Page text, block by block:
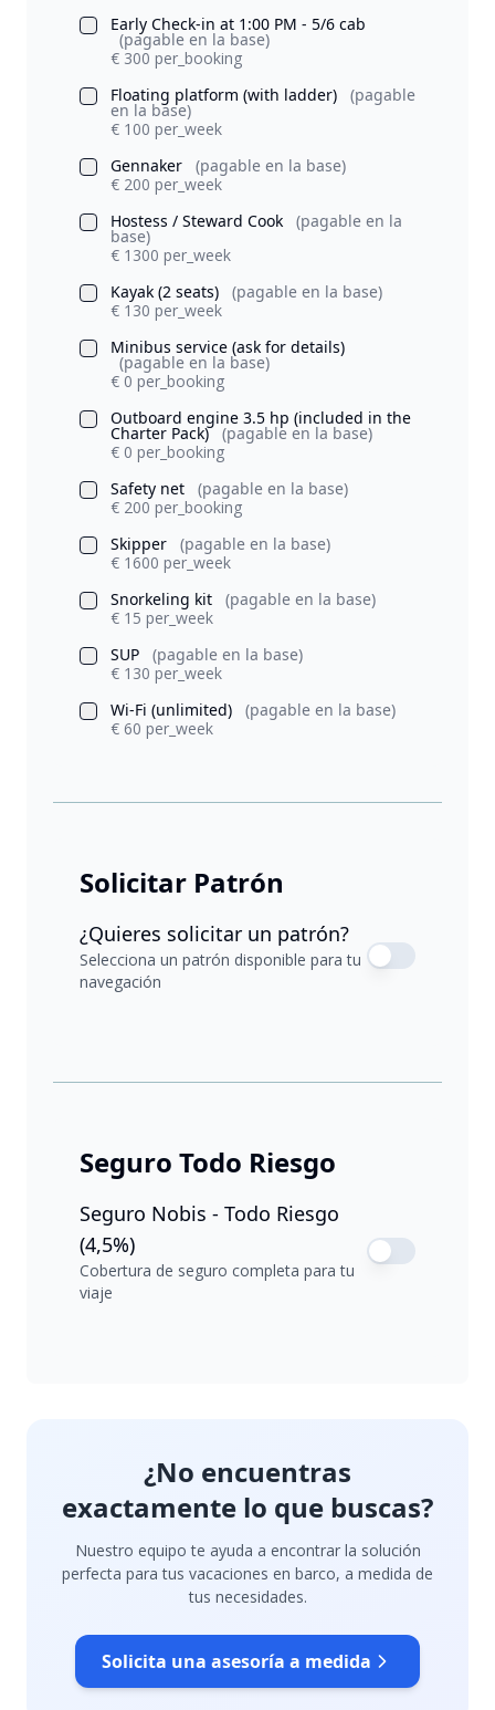
Early Check-in at 1:00 PM - 5/6 cab
(pagable en la base)
€ 300 per_booking
Floating platform (with ladder)
(pagable
en la base)
€ 100 per_week
Gennaker
(pagable en la base)
€ 200 per_week
Hostess / Steward Cook
(pagable en la
base)
€ 1300 per_week
Kayak (2 seats)
(pagable en la base)
€ 130 per_week
Minibus service (ask for details)
(pagable en la base)
€ 0 per_booking
Outboard engine 3.5 hp (included in the
Charter Pack) (pagable en la base)
€ 0 per_booking
Safety net
(pagable en la base)
€ 200 per_booking
Skipper
(pagable en la base)
€ 1600 per_week
Snorkeling kit
(pagable en la base)
€ 15 per_week
SUP
(pagable en la base)
€ 130 per_week
Wi-Fi (unlimited)
(pagable en la base)
€ 60 per_week
Solicitar Patrón
¿Quieres solicitar un patrón?
Selecciona un patrón disponible para tu
navegación
Seguro Todo Riesgo
Seguro Nobis - Todo Riesgo
(4,5%)
Cobertura de seguro completa para tu
viaje
¿No encuentras
exactamente lo que buscas?
Nuestro equipo te ayuda a encontrar la solución
perfecta para tus vacaciones en barco, a medida de
tus necesidades.
Solicita una asesoría a medida